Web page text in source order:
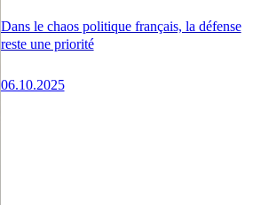
Dans le chaos politique français, la défense
reste une priorité
06.10.2025